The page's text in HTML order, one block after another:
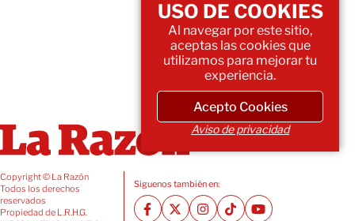
Copyright © La Razón
Todos los derechos
reservados
Propiedad de L.R.H.G.
Siguenos también en:
USO DE COOKIES
Al navegar por este sitio,
aceptas las cookies que
utilizamos para mejorar tu
experiencia.
Acepto Cookies
Aviso de privacidad